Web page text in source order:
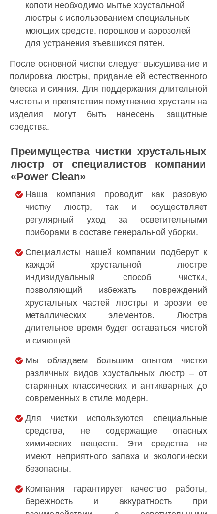
копоти необходимо мытье хрустальной
люстры с использованием специальных
моющих средств, порошков и аэрозолей
для устранения въевшихся пятен.
После основной чистки следует высушивание и
полировка люстры, придание ей естественного
блеска и сияния. Для поддержания длительной
чистоты и препятствия помутнению хрусталя на
изделия могут быть нанесены защитные
средства.
Преимущества чистки хрустальных
люстр от специалистов компании
«Power Clean»
Наша компания проводит как разовую
чистку люстр, так и осуществляет
регулярный уход за осветительными
приборами в составе генеральной уборки.
Специалисты нашей компании подберут к
каждой хрустальной люстре
индивидуальный способ чистки,
позволяющий избежать повреждений
хрустальных частей люстры и эрозии ее
металлических элементов. Люстра
длительное время будет оставаться чистой
и сияющей.
Мы обладаем большим опытом чистки
различных видов хрустальных люстр – от
старинных классических и антикварных до
современных в стиле модерн.
Для чистки используются специальные
средства, не содержащие опасных
химических веществ. Эти средства не
имеют неприятного запаха и экологически
безопасны.
Компания гарантирует качество работы,
бережность и аккуратность при